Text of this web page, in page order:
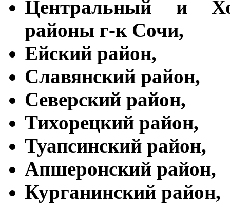
Центральный и
районы г-к Сочи,
Ейский район,
Славянский район,
Северский район,
Тихорецкий район,
Туапсинский район,
Апшеронский район,
Курганинский район,